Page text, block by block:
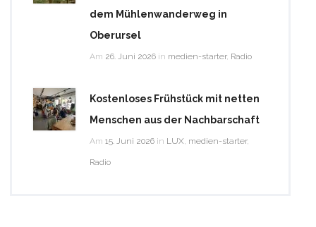
dem Mühlenwanderweg in
Oberursel
Am 26. Juni 2026 in medien-starter, Radio
Kostenloses Frühstück mit netten
Menschen aus der Nachbarschaft
Am 15. Juni 2026 in LUX, medien-starter,
Radio